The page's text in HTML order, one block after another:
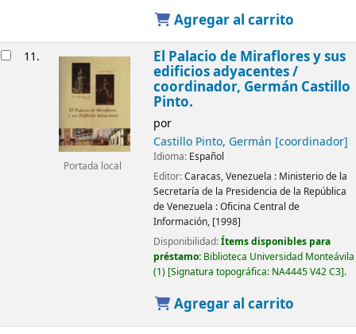
Agregar al carrito
11.
Portada local
El Palacio de Miraflores y sus
edificios adyacentes /
coordinador, Germán Castillo
Pinto.
por
Castillo Pinto, Germán [coordinador]
Idioma: Español
Editor:Caracas, Venezuela : Ministerio de la
Secretaría de la Presidencia de la República
de Venezuela :Oficina Central de
Información, [1998]
Disponibilidad:Ítems disponibles para
préstamo: Biblioteca Universidad Monteávila
(1) Signatura topográfica: NA4445 V42 C3 .
Agregar al carrito